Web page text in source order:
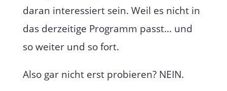
daran interessiert sein. Weil es nicht in
das derzeitige Programm passt… und
so weiter und so fort.
Also gar nicht erst probieren? NEIN.